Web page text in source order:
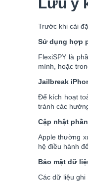
Trước khi cài
Sử dụng hợp
FlexiSPY là
mình, hoặc
Jailbreak
Để kích hoạt
tránh các
Cập nhật
Apple thường
hệ điều hành
Bảo mật dữ
Các dữ liệu